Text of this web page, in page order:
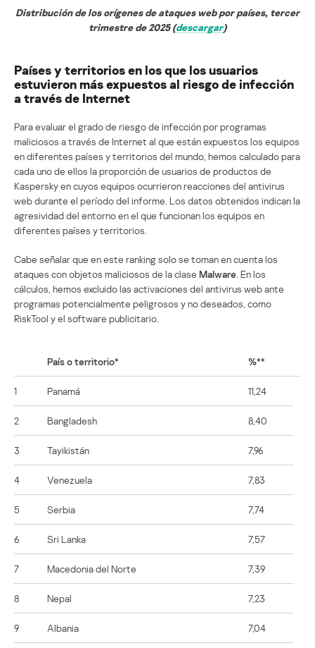
Distribución de los orígenes de ataques web por países, tercer
trimestre de 2025 (descargar)
Países y territorios en los que los usuarios
estuvieron más expuestos al riesgo de infección
a través de Internet
Para evaluar el grado de riesgo de infección por programas
maliciosos a través de Internet al que están expuestos los equipos
en diferentes países y territorios del mundo, hemos calculado para
cada uno de ellos la proporción de usuarios de productos de
Kaspersky en cuyos equipos ocurrieron reacciones del antivirus
web durante el período del informe. Los datos obtenidos indican la
agresividad del entorno en el que funcionan los equipos en
diferentes países y territorios.
Cabe señalar que en este ranking solo se toman en cuenta los
ataques con objetos maliciosos de la clase Malware. En los
cálculos, hemos excluido las activaciones del antivirus web ante
programas potencialmente peligrosos y no deseados, como
RiskTool y el software publicitario.
País o territorio* %**
1 Panamá 11,24
2 Bangladesh 8,40
3 Tayikistán 7,96
4 Venezuela 7,83
5 Serbia 7,74
6 Sri Lanka 7,57
7 Macedonia del Norte 7,39
8 Nepal 7,23
9 Albania 7,04